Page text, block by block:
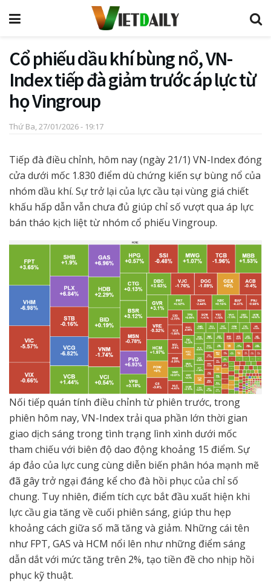
Cổ phiếu dầu khí bùng nổ, VN-
Index tiếp đà giảm trước áp lực từ
họ Vingroup
Thứ Ba, 27/01/2026 - 19:17
Tiếp đà điều chỉnh, hôm nay (ngày 21/1) VN-Index đóng
cửa dưới mốc 1.830 điểm dù chứng kiến sự bùng nổ của
nhóm dầu khí. Sự trở lại của lực cầu tại vùng giá chiết
khấu hấp dẫn vẫn chưa đủ giúp chỉ số vượt qua áp lực
bán tháo kịch liệt từ nhóm cổ phiếu Vingroup.
Nối tiếp quán tính điều chỉnh từ phiên trước, trong
phiên hôm nay, VN-Index trải qua phần lớn thời gian
giao dịch sáng trong tình trạng lình xình dưới mốc
tham chiếu với biên độ dao động khoảng 15 điểm. Sự
áp đảo của lực cung cùng diễn biến phân hóa mạnh mẽ
đã gây trở ngại đáng kể cho đà hồi phục của chỉ số
chung. Tuy nhiên, điểm tích cực bắt đầu xuất hiện khi
lực cầu gia tăng về cuối phiên sáng, giúp thu hẹp
khoảng cách giữa số mã tăng và giảm. Những cái tên
như FPT, GAS và HCM nổi lên như những điểm sáng
dẫn dắt với mức tăng trên 2%, tạo tiền đề cho nhịp hồi
phục kỹ thuật.